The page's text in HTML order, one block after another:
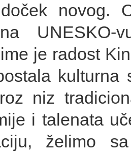
novog.
UNESKO-
je radost
kulturna
niz
i talenata
želimo